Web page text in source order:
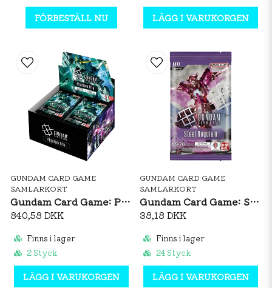
FÖRBESTÄLL NU LÄGG I VARUKORGEN
GUNDAM CARD GAME
SAMLARKORT
Gundam Card Game: Phantom Aria GD04 Booster Box
840,58 DKK
Finns i lager
2 Styck
LÄGG I VARUKORGEN
GUNDAM CARD GAME
SAMLARKORT
Gundam Card Game: Steel Requiem GD03 Booster Pack
38,18 DKK
Finns i lager
24 Styck
LÄGG I VARUKORGEN